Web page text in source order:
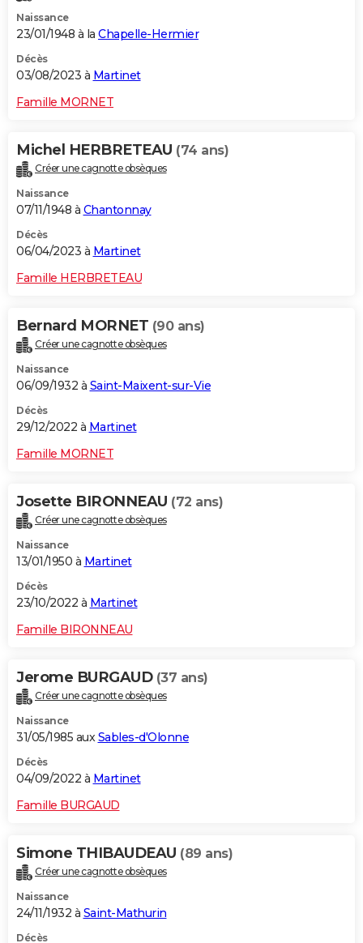
Naissance
23/01/1948 à la Chapelle-Hermier
Décès
03/08/2023 à Martinet
Famille MORNET
Michel HERBRETEAU (74 ans)
Créer une cagnotte obsèques
Naissance
07/11/1948 à Chantonnay
Décès
06/04/2023 à Martinet
Famille HERBRETEAU
Bernard MORNET (90 ans)
Créer une cagnotte obsèques
Naissance
06/09/1932 à Saint-Maixent-sur-Vie
Décès
29/12/2022 à Martinet
Famille MORNET
Josette BIRONNEAU (72 ans)
Créer une cagnotte obsèques
Naissance
13/01/1950 à Martinet
Décès
23/10/2022 à Martinet
Famille BIRONNEAU
Jerome BURGAUD (37 ans)
Créer une cagnotte obsèques
Naissance
31/05/1985 auxSables-d'Olonne
Décès
04/09/2022 à Martinet
Famille BURGAUD
Simone THIBAUDEAU (89 ans)
Créer une cagnotte obsèques
Naissance
24/11/1932 à Saint-Mathurin
Décès